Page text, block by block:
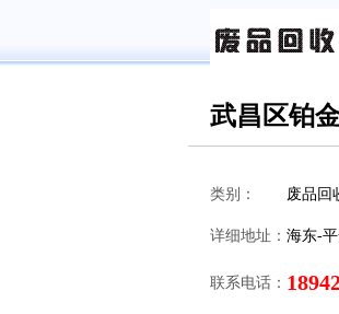
武昌区铂
类别： 废品回
详细地址： 海东-
联系电话：